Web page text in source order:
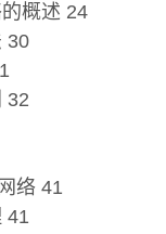
概述 24
30
32
络 41
41